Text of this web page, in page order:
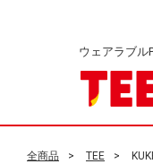
ウェアラブ
全商品 TEE